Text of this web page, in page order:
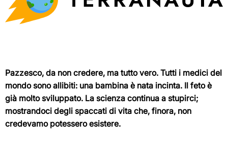
Pazzesco, da non credere, ma tutto vero. Tutti i medici del
mondo sono allibiti: una bambina è nata incinta. Il feto è
già molto sviluppato. La scienza continua a stupirci;
mostrandoci degli spaccati di vita che, finora, non
credevamo potessero esistere.